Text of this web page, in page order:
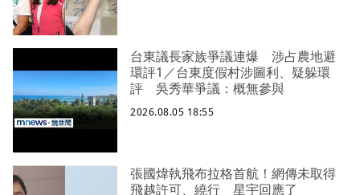
台東議長家族爭議連爆 涉占農地避
環評1／台東度假村涉圖利、疑躲環
評 吳秀華爭議：概無參與
2026.08.05 18:55
張國煒執飛布拉格首航！網傳未取得
飛越許可、繞行 星宇回應了